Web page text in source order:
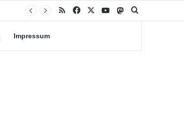
RSS Facebook YouTubeMastodon
Impressum